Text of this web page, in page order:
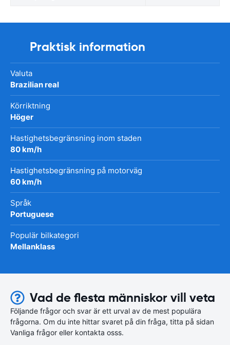
Praktisk information
Valuta
Brazilian real
Körriktning
Höger
Hastighetsbegränsning inom staden
80 km/h
Hastighetsbegränsning på motorväg
60 km/h
Språk
Portuguese
Populär bilkategori
Mellanklass
Vad de flesta människor vill veta
Följande frågor och svar är ett urval av de mest populära
frågorna. Om du inte hittar svaret på din fråga, titta på sidan
Vanliga frågor eller kontakta osss.